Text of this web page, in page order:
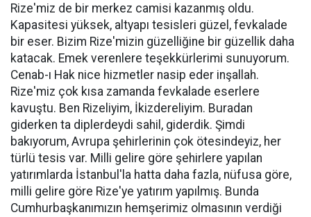
Rize'miz de bir merkez camisi kazanmış oldu.
Kapasitesi yüksek, altyapı tesisleri güzel, fevkalade
bir eser. Bizim Rize'mizin güzelliğine bir güzellik daha
katacak. Emek verenlere teşekkürlerimi sunuyorum.
Cenab-ı Hak nice hizmetler nasip eder inşallah.
Rize'miz çok kısa zamanda fevkalade eserlere
kavuştu. Ben Rizeliyim, İkizdereliyim. Buradan
giderken ta diplerdeydi sahil, giderdik. Şimdi
bakıyorum, Avrupa şehirlerinin çok ötesindeyiz, her
türlü tesis var. Milli gelire göre şehirlere yapılan
yatırımlarda İstanbul'la hatta daha fazla, nüfusa göre,
milli gelire göre Rize'ye yatırım yapılmış. Bunda
Cumhurbaşkanımızın hemşerimiz olmasının verdiği